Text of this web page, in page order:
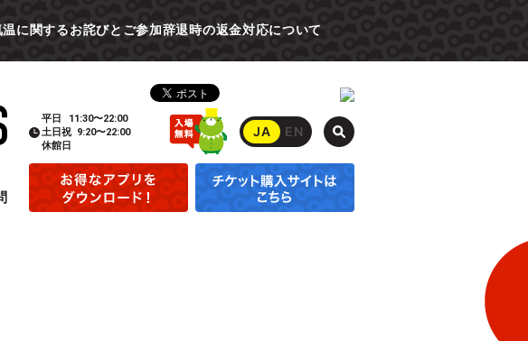
に関するお詫びとご参加辞退時の返金対応について
平日
11:30〜22:00
土日祝 9:20〜22:00
休館日
JA EN